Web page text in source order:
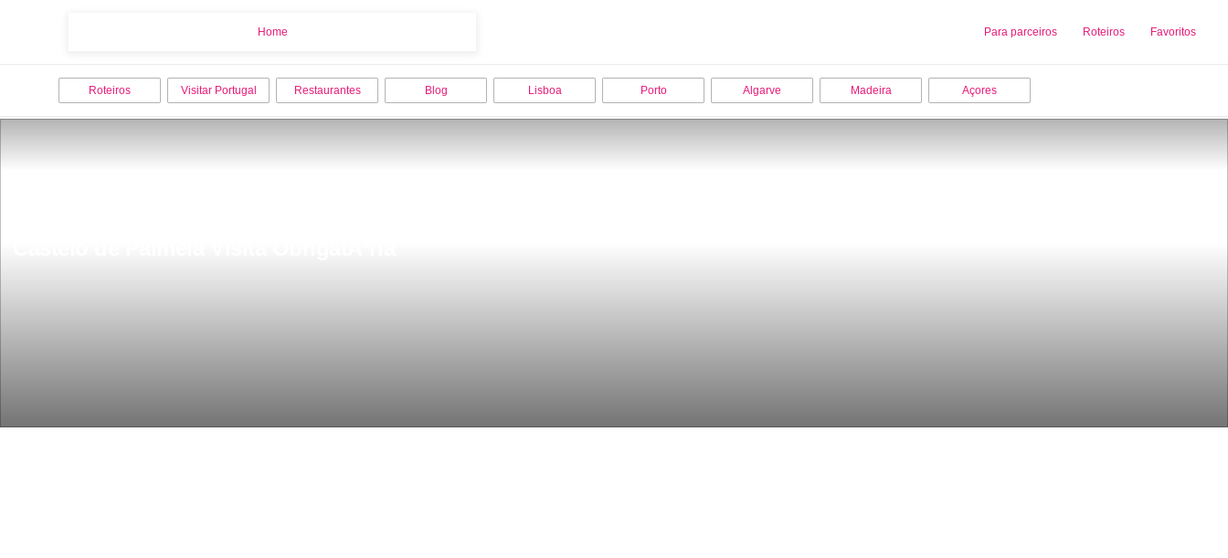
Home Para parceiros Roteiros Favoritos
Sobre nós Adicionar uma Empresa
Roteiros Visitar Portugal Restaurantes Blog Lisboa Porto Algarve Madeira Açores